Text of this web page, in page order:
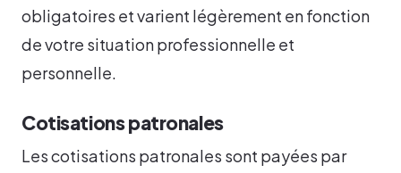
obligatoires et varient légèrement en fonction
de votre situation professionnelle et
personnelle.
Cotisations patronales
Les cotisations patronales sont payées par